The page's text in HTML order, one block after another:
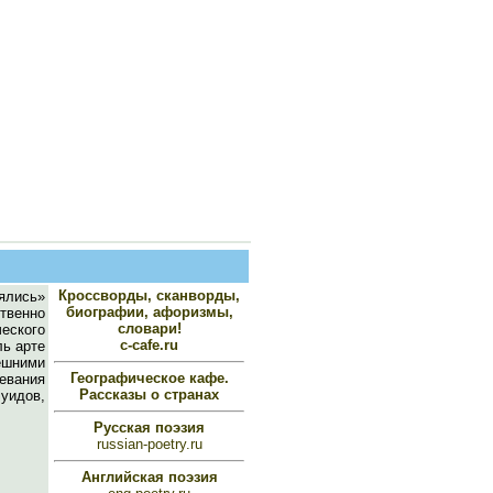
арте
Кроссворды, сканворды,
биографии, афоризмы,
словари!
c-cafe.ru
Географическое кафе.
Рассказы о странах
Русская поэзия
russian-poetry.ru
Английская поэзия